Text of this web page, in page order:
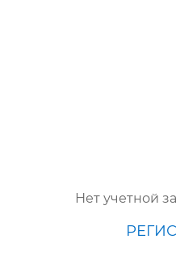
Нет учетной